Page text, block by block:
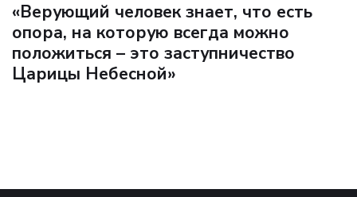
«Верующий человек знает, что есть
опора, на которую всегда можно
положиться – это заступничество
Царицы Небесной»